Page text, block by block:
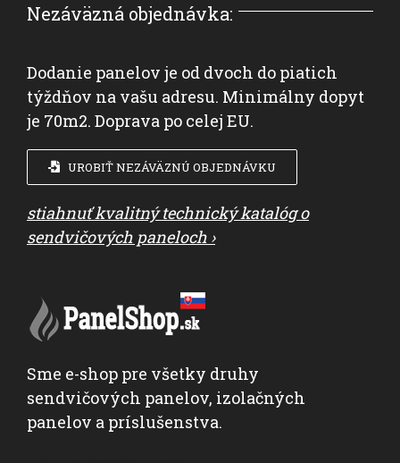
Nezáväzná objednávka:
Dodanie panelov je od dvoch do piatich
týždňov na vašu adresu. Minimálny dopyt
je 70m2. Doprava po celej EU.
UROBIŤ NEZÁVÄZNÚ OBJEDNÁVKU
stiahnuť kvalitný technický katalóg o
sendvičových paneloch ›
Sme e-shop pre všetky druhy
sendvičových panelov, izolačných
panelov a príslušenstva.